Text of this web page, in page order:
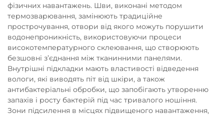
фізичних навантажень. Шви, виконані методом
термозварювання, замінюють традиційне
прострочування, отвори від якого можуть порушити
водонепроникність, використовуючи процеси
високотемпературного склеювання, що створюють
безшовні з’єднання між тканинними панелями.
Внутрішні підкладки мають властивості відведення
вологи, які виводять піт від шкіри, а також
антибактеріальні обробки, що запобігають утворенню
запахів і росту бактерій під час тривалого ношіння.
Зони підсилення в місцях підвищеного навантаження,